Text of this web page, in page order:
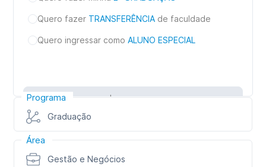
Programa
Graduação
Área
Gestão e Negócios
Quero fazer TRANSFERÊNCIA de faculdade
Quero ingressar comoALUNO ESPECIAL
Inscreva-se